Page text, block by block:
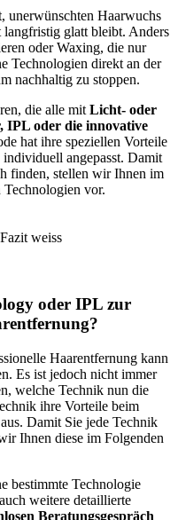
unerwünschten Haarwuchs
langfristig glatt bleibt. Anders
oder Waxing, die nur
Technologien direkt an der
nachhaltig zu stoppen.
die alle mit Licht- oder
IPL oder die innovative
hat ihre speziellen Vorteile
angepasst. Damit
finden, stellen wir Ihnen im
vor.
oder IPL zur
Haarentfernung kann
Es ist jedoch nicht immer
welche Technik nun die
ihre Vorteile beim
Damit Sie jede Technik
Ihnen diese im Folgenden
bestimmte Technologie
weitere detaillierte
Beratungsgespräch